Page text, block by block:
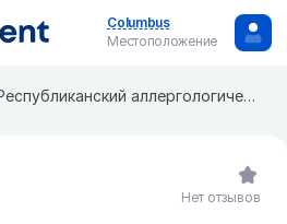
Columbus
Местоположение
Республиканский аллергологический центр
Нет отзывов